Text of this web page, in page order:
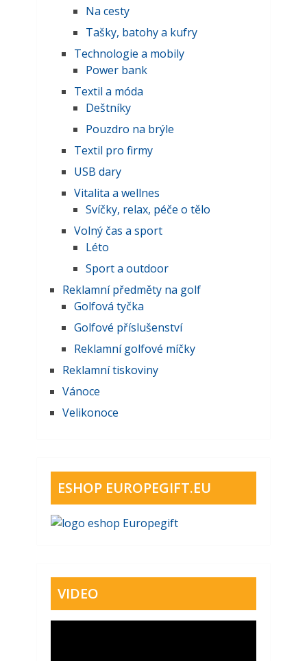
Na cesty
Tašky, batohy a kufry
Technologie a mobily
Power bank
Textil a móda
Deštníky
Pouzdro na brýle
Textil pro firmy
USB dary
Vitalita a wellnes
Svíčky, relax, péče o tělo
Volný čas a sport
Léto
Sport a outdoor
Reklamní předměty na golf
Golfová tyčka
Golfové příslušenství
Reklamní golfové míčky
Reklamní tiskoviny
Vánoce
Velikonoce
ESHOP EUROPEGIFT.EU
VIDEO